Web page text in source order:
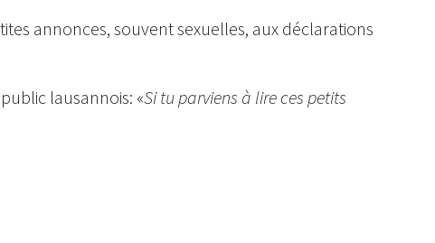
annonces, souvent sexuelles, aux déclarations
lausannois: «Si tu parviens à lire ces petits